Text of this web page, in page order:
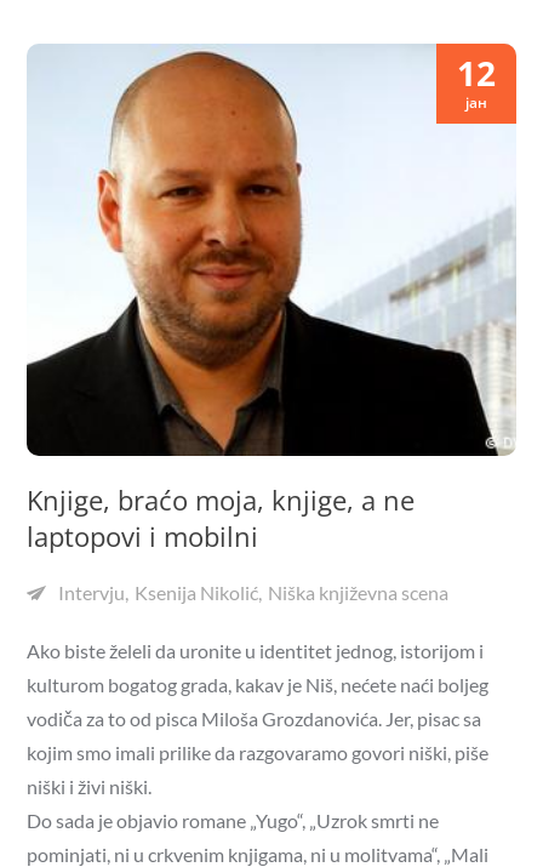
12
јан
Knjige, braćo moja, knjige, a ne
laptopovi i mobilni
Intervju Ksenija Nikolić Niška književna scena
Ako biste želeli da uronite u identitet jednog, istorijom i
kulturom bogatog grada, kakav je Niš, nećete naći boljeg
vodiča za to od pisca Miloša Grozdanovića. Jer, pisac sa
kojim smo imali prilike da razgovaramo govori niški, piše
niški i živi niški.
Do sada je objavio romane „Yugo“, „Uzrok smrti ne
pominjati, ni u crkvenim knjigama, ni u molitvama“, „Mali